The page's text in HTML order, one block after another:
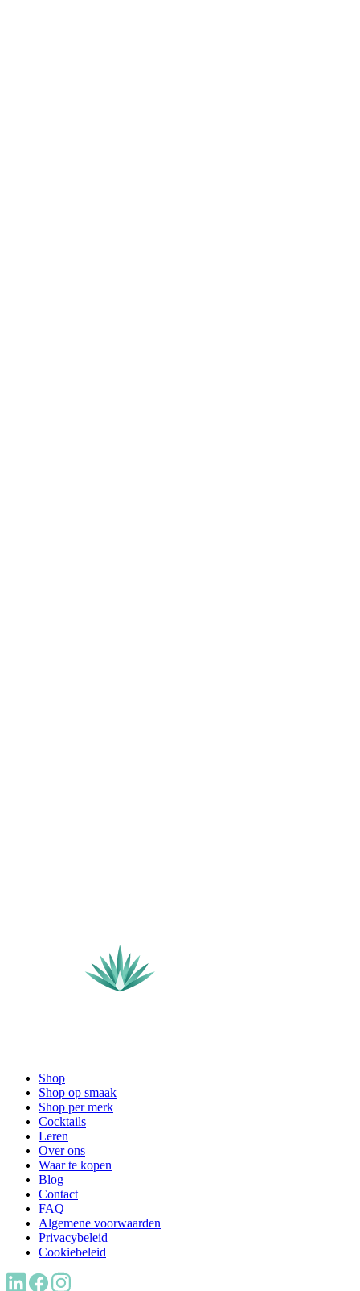
Shop
Shop op smaak
Shop per merk
Cocktails
Leren
Over ons
Waar te kopen
Blog
Contact
FAQ
Algemene voorwaarden
Privacybeleid
Cookiebeleid